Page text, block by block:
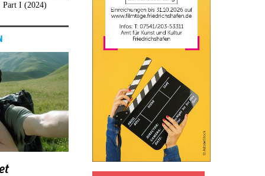
Part I (2024)